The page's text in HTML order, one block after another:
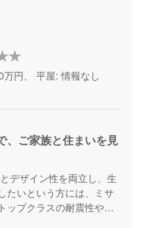
万円、 平屋: 情報なし
、ご家族と住まいを見
デザイン性を両立し、生
たいという方には、ミサ
ップクラスの耐震性や断